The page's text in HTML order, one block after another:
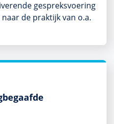
gespreksvoering
de praktijk van o.a.